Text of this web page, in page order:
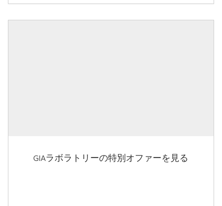
GIAラボラトリーの特別オファーを見る